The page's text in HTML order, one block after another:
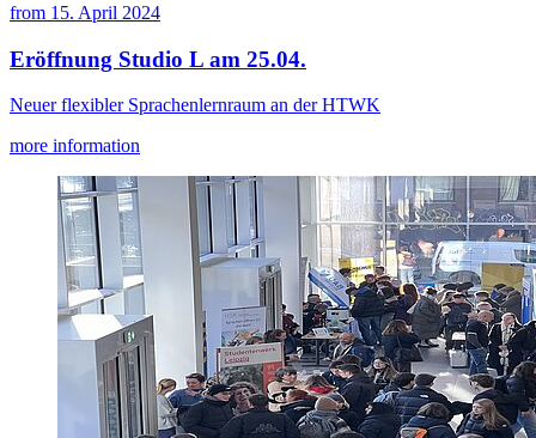
from 15. April 2024
Eröffnung Studio L am 25.04.
Neuer flexibler Sprachenlernraum an der HTWK
more information